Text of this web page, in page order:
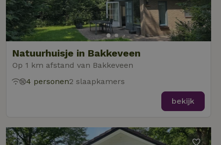
Natuurhuisje in Bakkeveen
Op 1 km afstand van Bakkeveen
4 personen2 slaapkamers
bekijk